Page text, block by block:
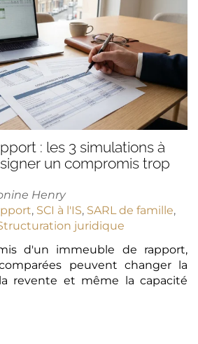
: les 3 simulations à
un compromis trop
Henry
, SCI à l'IS, SARL de famille,
juridique
d'un immeuble de rapport,
peuvent changer la
revente et même la capacité